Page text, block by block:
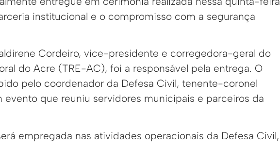
institucional e o compromisso com a segurança
Cordeiro, vice-presidente e corregedora-geral do
do Acre (TRE-AC), foi a responsável pela entrega. O
pelo coordenador da Defesa Civil, tenente-coronel
evento que reuniu servidores municipais e parceiros da
empregada nas atividades operacionais da Defesa Civil,